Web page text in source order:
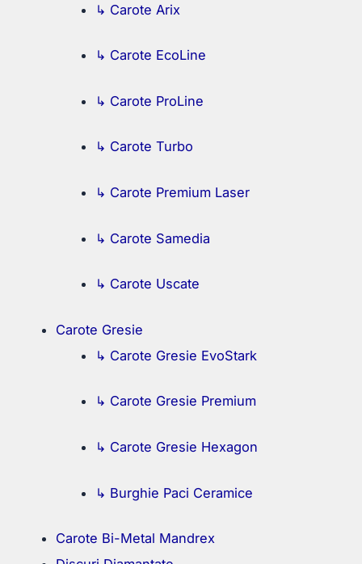
↳ Carote Arix
↳ Carote EcoLine
↳ Carote ProLine
↳ Carote Turbo
↳ Carote Premium Laser
↳ Carote Samedia
↳ Carote Uscate
Carote Gresie
↳ Carote Gresie EvoStark
↳ Carote Gresie Premium
↳ Carote Gresie Hexagon
↳ Burghie Paci Ceramice
Carote Bi-Metal Mandrex